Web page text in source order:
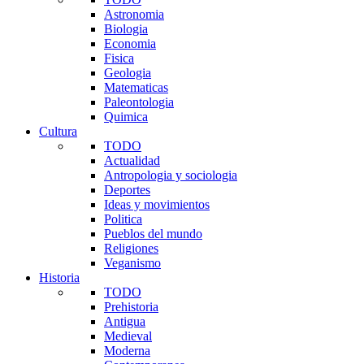
Astronomia
Biologia
Economia
Fisica
Geologia
Matematicas
Paleontologia
Quimica
Cultura
TODO
Actualidad
Antropologia y sociologia
Deportes
Ideas y movimientos
Politica
Pueblos del mundo
Religiones
Veganismo
Historia
TODO
Prehistoria
Antigua
Medieval
Moderna